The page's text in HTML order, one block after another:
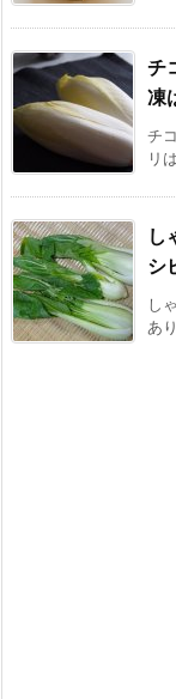
チ
凍
チ
リ
し
シ
し
あ